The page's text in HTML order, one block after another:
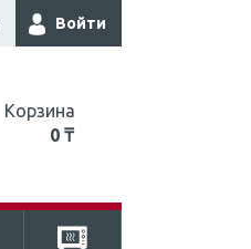
Войти
Корзина
0 ₸